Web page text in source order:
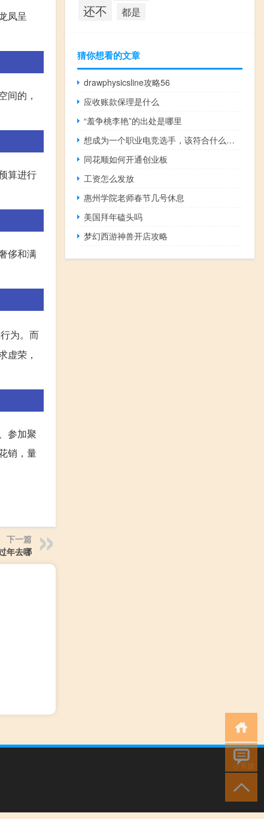
凤呈
间的，
算进行
侈和满
为。而
虚荣，
参加聚
销，量
下一篇
年去哪
还不 都是
猜你想看的文章
drawphysicsline攻略56
应收账款保理是什么
“羞争桃李艳”的出处是哪里
想成为一个职业电竞选手，该符合什么条件
同花顺如何开通创业板
工资怎么发放
惠州学院老师春节几号休息
美国拜年磕头吗
梦幻西游神兽开店攻略
小男孩